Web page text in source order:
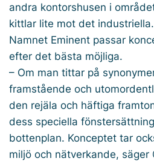
andra kontorshusen i
kittlar lite mot det industriella.
Namnet Eminent passar
efter det bästa möjliga.
– Om man tittar på
framstående och
den rejäla och häftiga
dess speciella
bottenplan. Konceptet tar
miljö och nätverkande, säger